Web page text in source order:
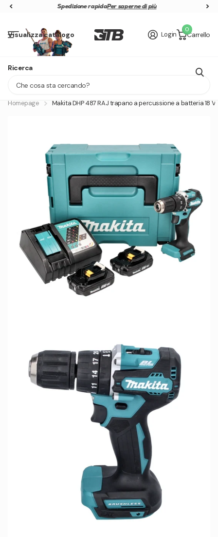
Spedizione rapidaPer saperne di più
Spedizione rapida
Visualizza catalogo
Ricerca
Login Carrello
0
Lieferung in 1 - 2 Tagen
Homepage Makita DHP 487 RAJ trapano a percussione a batteria 18